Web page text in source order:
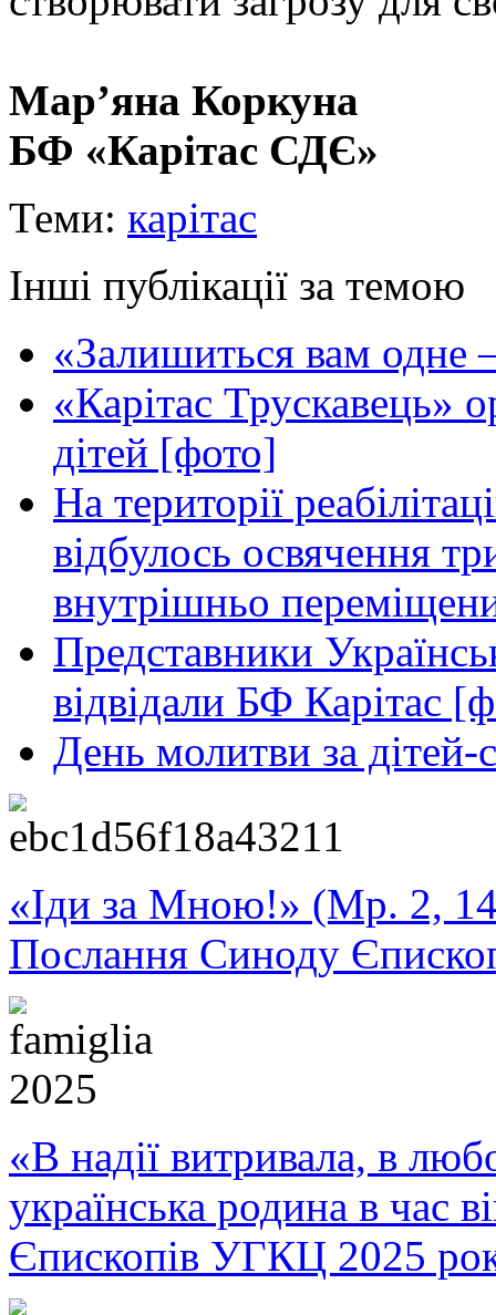
Мар’яна Коркуна
БФ «Карітас СДЄ»
Теми: карітас
Інші публікації за темою
«Залишиться вам
«Карітас Трускавець»
дітей [фото]
На території
відбулось освячення
внутрішньо
Представники
відвідали БФ Карітас
День молитви за дітей-
«Іди за Мною!» (Мр. 2,
Послання Синоду
«В надії витривала, в
українська родина в час
Єпископів УГКЦ 2025